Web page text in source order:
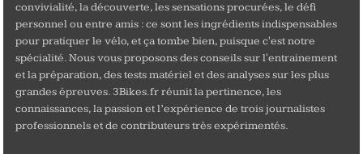
convivialité, la découverte, les sensations procurées, le défi
personnel ou entre amis : ce sont les ingrédients indispensables
pour pratiquer le vélo, et ça tombe bien, puisque c'est notre
spécialité. Nous vous proposons des conseils sur l'entrainement
et la préparation, des tests matériel et des analyses sur les plus
grandes épreuves. 3Bikes.fr réunit la pertinence, les
connaissances, la passion et l’expérience de trois journalistes
professionnels et de contributeurs très expérimentés.